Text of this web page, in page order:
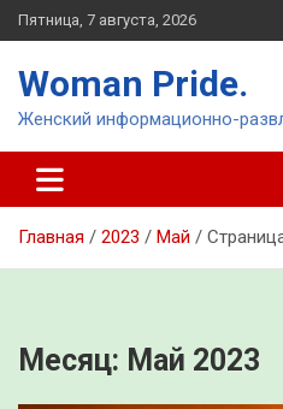
Перейти
к
Пятница, 7 августа, 2026
Woman Pride.
Женский информационно-
Главная 2023 Май
Месяц: Май 2023